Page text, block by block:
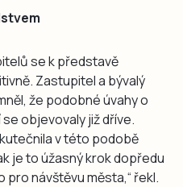
se k představě
Zastupitel a bývalý
že podobné úvahy o
objevovaly již dříve.
v této podobě
je to úžasný krok dopředu
pro návštěvu města,“ řekl.